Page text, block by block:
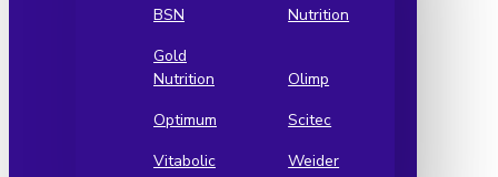
BSN
Nutrition
Gold
Nutrition
Olimp
Optimum
Scitec
Vitabolic
Weider